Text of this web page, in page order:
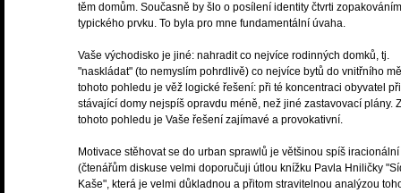
těm domům. Současně by šlo o posílení identity čtvrti zopakováním
typického prvku. To byla pro mne fundamentální úvaha.
Vaše východisko je jiné: nahradit co nejvíce rodinných domků, tj.
"naskládat" (to nemyslím pohrdlivě) co nejvíce bytů do vnitřního
tohoto pohledu je věž logické řešení: při té koncentraci obyvatel
stávající domy nejspíš opravdu méně, než jiné zastavovací plány. Z
tohoto pohledu je Vaše řešení zajímavé a provokativní.
Motivace stěhovat se do urban sprawlů je většinou spíš iracionální
(čtenářům diskuse velmi doporučuji útlou knížku Pavla Hniličky
Kaše", která je velmi důkladnou a přitom stravitelnou analýzou